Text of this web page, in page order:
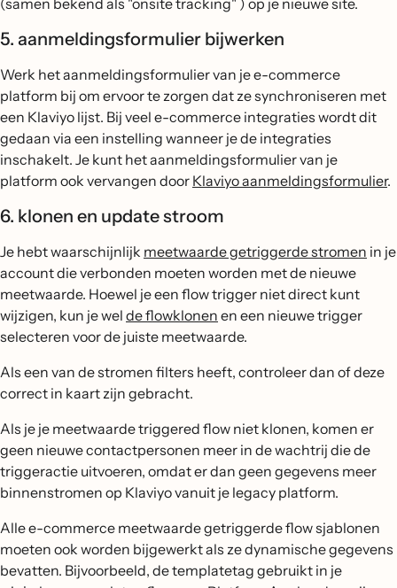
(samen bekend als "onsite tracking" ) op je nieuwe site.
5. aanmeldingsformulier bijwerken
Werk het aanmeldingsformulier van je e-commerce
platform bij om ervoor te zorgen dat ze synchroniseren met
een Klaviyo lijst. Bij veel e-commerce integraties wordt dit
gedaan via een instelling wanneer je de integraties
inschakelt. Je kunt het aanmeldingsformulier van je
platform ook vervangen door Klaviyo aanmeldingsformulier.
6. klonen en update stroom
Je hebt waarschijnlijk meetwaarde getriggerde stromen in je
account die verbonden moeten worden met de nieuwe
meetwaarde. Hoewel je een flow trigger niet direct kunt
wijzigen, kun je wel de flowklonen en een nieuwe trigger
selecteren voor de juiste meetwaarde.
Als een van de stromen filters heeft, controleer dan of deze
correct in kaart zijn gebracht.
Als je je meetwaarde triggered flow niet klonen, komen er
geen nieuwe contactpersonen meer in de wachtrij die de
triggeractie uitvoeren, omdat er dan geen gegevens meer
binnenstromen op Klaviyo vanuit je legacy platform.
Alle e-commerce meetwaarde getriggerde flow sjablonen
moeten ook worden bijgewerkt als ze dynamische gegevens
bevatten. Bijvoorbeeld, de templatetag gebruikt in je